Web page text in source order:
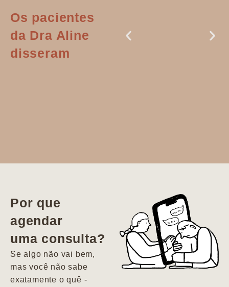
Os pacientes
da Dra Aline
disseram
vida. Ela me
encontrou num
estado misto de
depressão e
agitação com
pensamentos
Por que
agendar
uma consulta?
Se algo não vai bem,
mas você não sabe
exatamente o quê -